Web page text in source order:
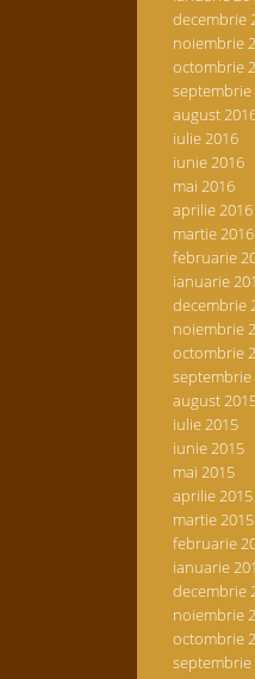
decembrie
noiembrie
octombrie
septembrie
august
iulie 2016
iunie 2016
mai 2016
aprilie 2016
martie 2016
februarie
ianuarie
decembrie
noiembrie
octombrie
septembrie
august
iulie 2015
iunie 2015
mai 2015
aprilie 2015
martie 2015
februarie
ianuarie
decembrie
noiembrie
octombrie
septembrie